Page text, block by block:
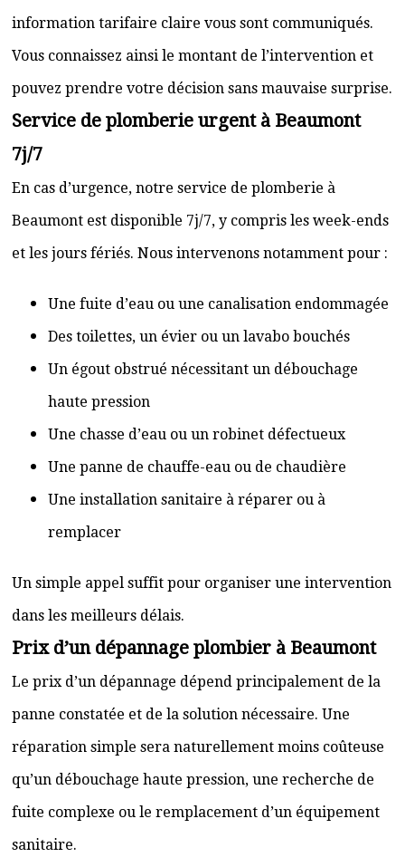
information tarifaire claire vous sont communiqués.
Vous connaissez ainsi le montant de l’intervention et
pouvez prendre votre décision sans mauvaise surprise.
Service de plomberie urgent à Beaumont
7j/7
En cas d’urgence, notre service de plomberie à
Beaumont est disponible 7j/7, y compris les week-ends
et les jours fériés. Nous intervenons notamment pour :
Une fuite d’eau ou une canalisation endommagée
Des toilettes, un évier ou un lavabo bouchés
Un égout obstrué nécessitant un débouchage
haute pression
Une chasse d’eau ou un robinet défectueux
Une panne de chauffe-eau ou de chaudière
Une installation sanitaire à réparer ou à
remplacer
Un simple appel suffit pour organiser une intervention
dans les meilleurs délais.
Prix d’un dépannage plombier à Beaumont
Le prix d’un dépannage dépend principalement de la
panne constatée et de la solution nécessaire. Une
réparation simple sera naturellement moins coûteuse
qu’un débouchage haute pression, une recherche de
fuite complexe ou le remplacement d’un équipement
sanitaire.